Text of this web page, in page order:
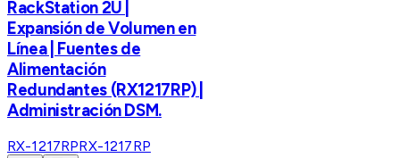
RackStation 2U |
Expansión de Volumen en
Línea | Fuentes de
Alimentación
Redundantes (RX1217RP) |
Administración DSM.
RX-1217RPRX-1217RP